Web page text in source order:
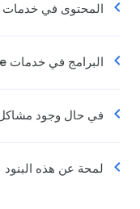
المحتوى في خدمات Google
البرامج في خدمات Google
في حال وجود مشاكل
لمحة عن هذه البنود